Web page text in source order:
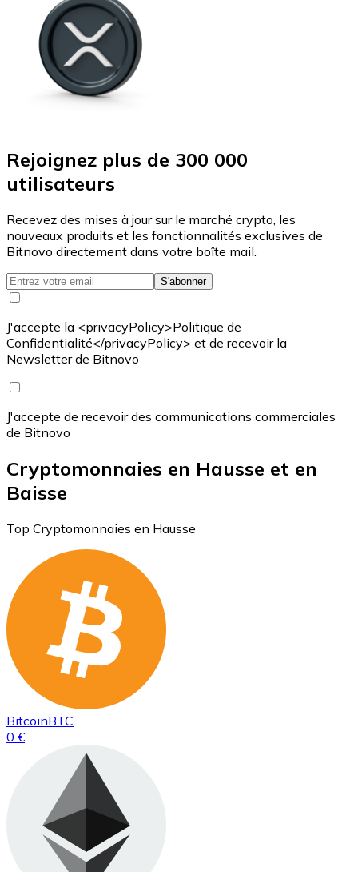
Rejoignez plus de 300 000
utilisateurs
Recevez des mises à jour sur le marché crypto, les
nouveaux produits et les fonctionnalités exclusives de
Bitnovo directement dans votre boîte mail.
S'abonner
J'accepte la <privacyPolicy>Politique de
Confidentialité</privacyPolicy> et de recevoir la
Newsletter de Bitnovo
J'accepte de recevoir des communications commerciales
de Bitnovo
Cryptomonnaies en Hausse et en
Baisse
Top Cryptomonnaies en Hausse
BitcoinBTC
0 €